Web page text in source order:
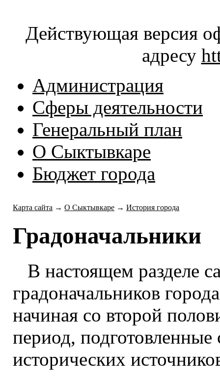
Действующая версия
адресу
Администрация
Сферы деятельности
Генеральный план
О Сыктывкаре
Бюджет города
Карта сайта → О Сыктывкаре → История города
Градоначальники
В настоящем разделе
градоначальников
начиная со второй
период, подготовленные
исторических